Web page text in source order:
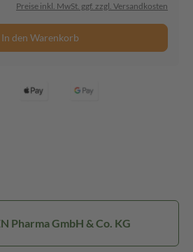
Preise inkl. MwSt. ggf. zzgl. Versandkosten
In den Warenkorb
Pharma GmbH & Co. KG